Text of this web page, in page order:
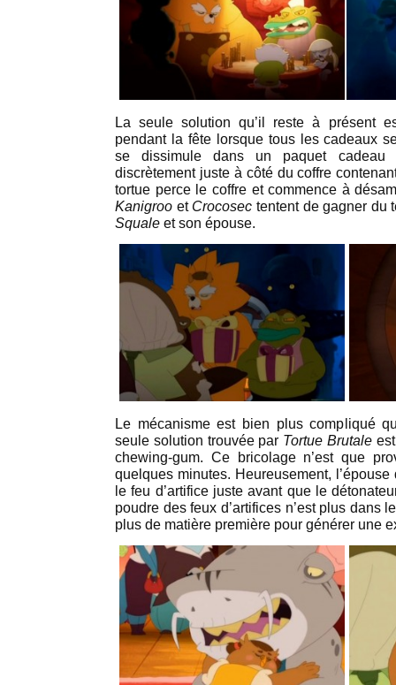
La seule solution qu’il reste à présent
pendant la fête lorsque tous les cadeaux
se dissimule dans un paquet
discrètement juste à côté du coffre
tortue perce le coffre et commence à
Kanigroo et Crocosec tentent de gagner du
Squale et son épouse.
Le mécanisme est bien plus compliqué
seule solution trouvée par Tortue Brutale
chewing-gum. Ce bricolage n’est que
quelques minutes. Heureusement,
le feu d’artifice juste avant que le
poudre des feux d’artifices n’est plus dans
plus de matière première pour générer une